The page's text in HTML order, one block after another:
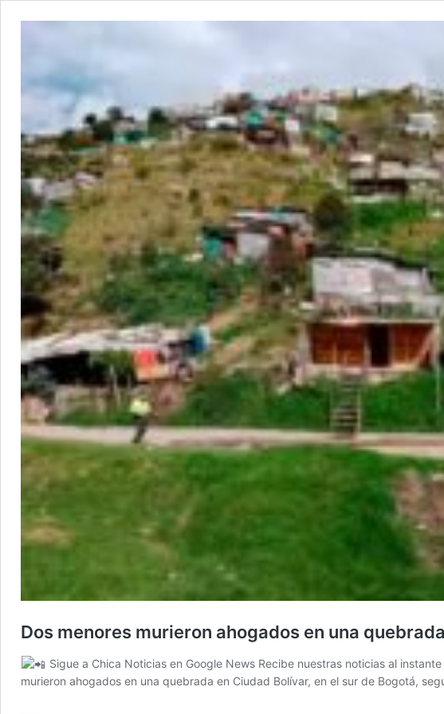
Dos menores murieron ahogados en una quebrada
Sigue a Chica Noticias en Google News Recibe nuestras noticias al
murieron ahogados en una quebrada en Ciudad Bolívar, en el sur de Bogotá,